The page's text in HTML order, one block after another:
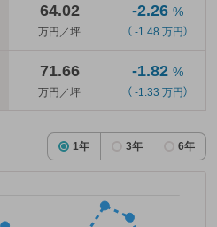
64.02
万円／坪
-2.26 %
（ -1.48 万円）
71.66
万円／坪
-1.82 %
（ -1.33 万円）
1年 3年 6年